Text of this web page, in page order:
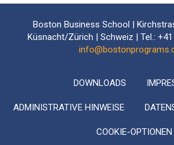
Boston Business School |
Küsnacht/Zürich | Schweiz | Tel.:
DOWNLOADS
ADMINISTRATIVE HINWEISE
COOKIE-OPTIONEN